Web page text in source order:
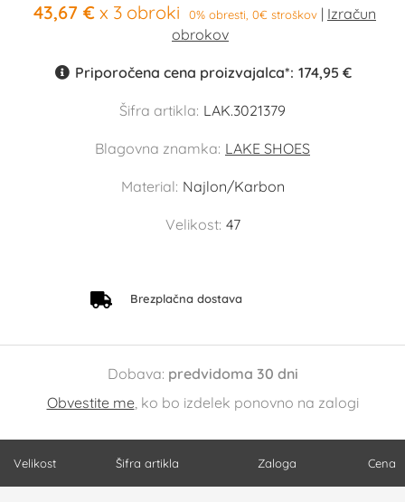
43,67 € x 3 obroki 0% obresti, 0€ stroškov
Priporočena cena proizvajalca*: 174,95 €
Šifra artikla: LAK.3021379
Blagovna znamka: LAKE SHOES
Material: Najlon/Karbon
Velikost: 47
Brezplačna dostava
Dobava: predvidoma 30 dni
Obvestite me, ko bo izdelek ponovno na zalogi
Velikost Šifra artikla Zaloga Cena